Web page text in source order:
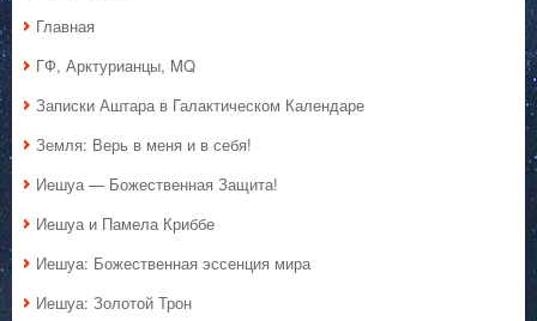
Главная
ГФ, Арктурианцы, MQ
Записки Аштара в Галактическом Календаре
Земля: Верь в меня и в себя!
Иешуа — Божественная Защита!
Иешуа и Памела Криббе
Иешуа: Божественная эссенция мира
Иешуа: Золотой Трон